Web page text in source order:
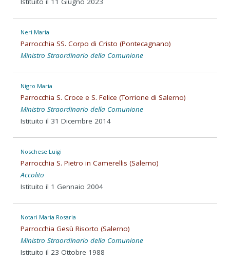
Neri Maria
Parrocchia SS. Corpo di Cristo (Pontecagnano)
Ministro Straordinario della Comunione
Nigro Maria
Parrocchia S. Croce e S. Felice (Torrione di Salerno)
Ministro Straordinario della Comunione
Istituito il 31 Dicembre 2014
Noschese Luigi
Parrocchia S. Pietro in Camerellis (Salerno)
Accolito
Istituito il 1 Gennaio 2004
Notari Maria Rosaria
Parrocchia Gesù Risorto (Salerno)
Ministro Straordinario della Comunione
Istituito il 23 Ottobre 1988